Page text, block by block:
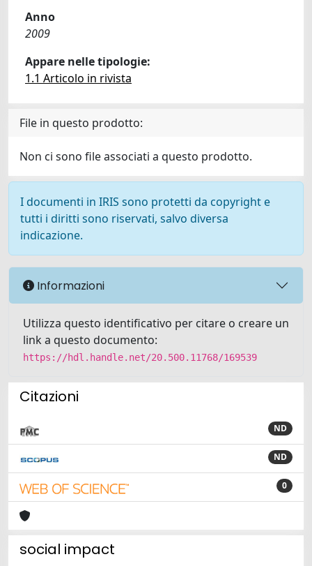
Anno
2009
Appare nelle tipologie:
1.1 Articolo in rivista
File in questo prodotto:
Non ci sono file associati a questo prodotto.
I documenti in IRIS sono protetti da copyright e
tutti i diritti sono riservati, salvo diversa
indicazione.
Informazioni
Utilizza questo identificativo per citare o creare un
link a questo documento:
https://hdl.handle.net/20.500.11768/169539
Citazioni
ND
ND
0
social impact